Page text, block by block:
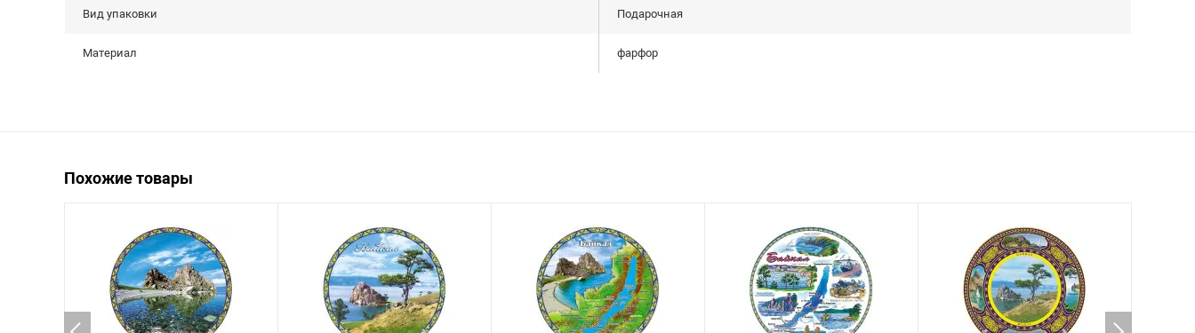
Вид упаковки Подарочная
Материал фарфор
Похожие товары